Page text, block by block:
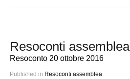
Resoconti assemblea
Resoconto 20 ottobre 2016
Published in Resoconti assemblea